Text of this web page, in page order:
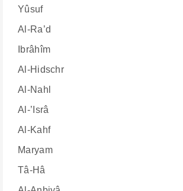
Yûsuf
Al-Ra’d
Ibrâhîm
Al-Hidschr
Al-Nahl
Al-’Isrâ
Al-Kahf
Maryam
Tâ-Hâ